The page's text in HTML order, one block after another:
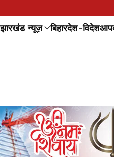
झारखंड न्यूज़ बिहारदेश-विदेश